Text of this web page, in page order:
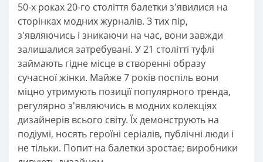
50-х роках 20-го століття балетки з'явилися на
сторінках модних журналів. З тих пір,
з'являючись і зникаючи на час, вони завжди
залишалися затребувані. У 21 столітті туфлі
займають гідне місце в створенні образу
сучасної жінки. Майже 7 років поспіль вони
міцно утримують позиції популярного тренда,
регулярно з'являючись в модних колекціях
дизайнерів всього світу. Їх демонструють на
подіумі, носять героїні серіалів, публічні люди і
не тільки. Попит на балетки зростає; виробники